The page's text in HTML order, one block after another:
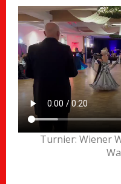
Turnier: Wiener